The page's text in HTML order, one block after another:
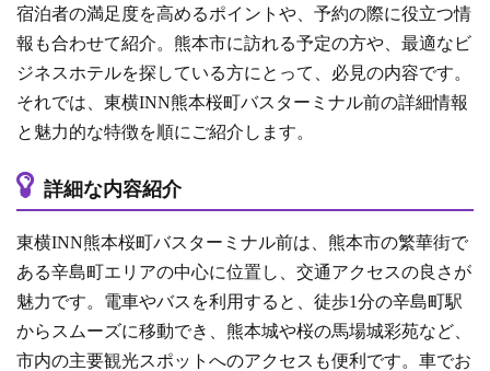
宿泊者の満足度を高めるポイントや、予約の際に役立つ情
報も合わせて紹介。熊本市に訪れる予定の方や、最適なビ
ジネスホテルを探している方にとって、必見の内容です。
それでは、東横INN熊本桜町バスターミナル前の詳細情報
と魅力的な特徴を順にご紹介します。
詳細な内容紹介
東横INN熊本桜町バスターミナル前は、熊本市の繁華街で
ある辛島町エリアの中心に位置し、交通アクセスの良さが
魅力です。電車やバスを利用すると、徒歩1分の辛島町駅
からスムーズに移動でき、熊本城や桜の馬場城彩苑など、
市内の主要観光スポットへのアクセスも便利です。車でお